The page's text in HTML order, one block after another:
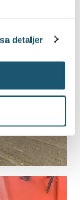
flera meter
skanna den
innehållet
funktioner
Vi
detaljer